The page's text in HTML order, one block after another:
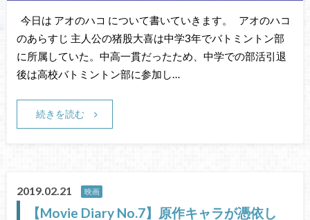
今日は アオのハコ について書いていきます。 アオのハコ
のあらすじ 主人公の猪股大喜は中学3年でバトミントン部
に所属していた。中高一貫だったため、中学での部活引退
後は高校バトミントン部に参加し…
続きを読む
2019.02.21 映画
【Movie Diary No.7】原作キャラが憑依し